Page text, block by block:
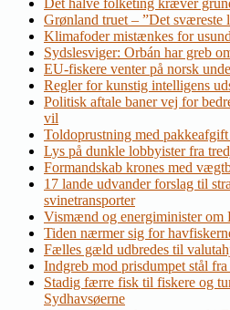
Det halve folketing kræver
Grønland truet – ”Det sværeste
Klimafoder mistænkes for
Sydslesviger: Orbán har greb
EU-fiskere venter på norsk
Regler for kunstig intelligens
Politisk aftale baner vej for
vil
Toldoprustning med
Lys på dunkle lobbyister fra
Formandskab krones med
17 lande udvander forslag til
svinetransporter
Vismænd og energiminister om
Tiden nærmer sig for
Fælles gæld udbredes til
Indgreb mod prisdumpet stål
Stadig færre fisk til fiskere og
Sydhavsøerne